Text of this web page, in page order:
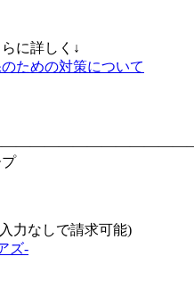
に詳しく↓
ための対策について
力なしで請求可能)
ズ-